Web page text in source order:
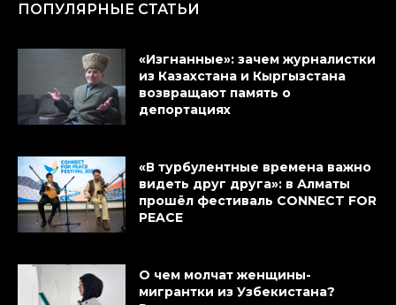
ПОПУЛЯРНЫЕ СТАТЬИ
«Изгнанные»: зачем журналистки
из Казахстана и Кыргызстана
возвращают память о
депортациях
«В турбулентные времена важно
видеть друг друга»: в Алматы
прошёл фестиваль CONNECT FOR
PEACE
О чем молчат женщины-
мигрантки из Узбекистана?